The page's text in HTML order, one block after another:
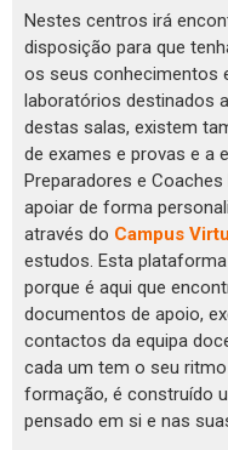
Nestes centros irá
disposição para que
os seus conhecimentos
laboratórios destinados
destas salas, existem
de exames e provas e a
Preparadores e
apoiar de forma
através do Campus
estudos. Esta
porque é aqui que
documentos de apoio,
contactos da equipa
cada um tem o seu
formação, é construído
pensado em si e nas